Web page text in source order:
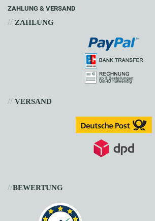
ZAHLUNG & VERSAND
// ZAHLUNG
// VERSAND
//BEWERTUNG